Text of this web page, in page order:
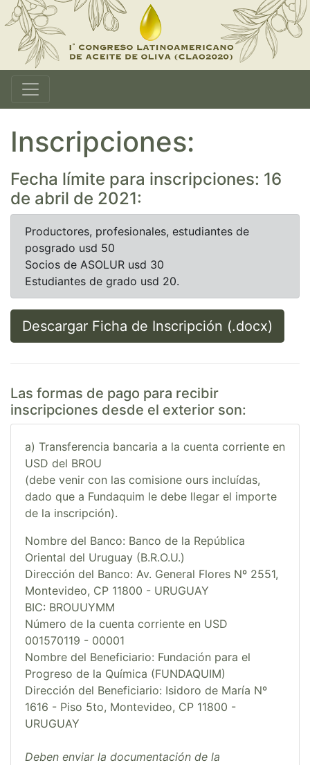
Inscripciones:
Fecha límite para inscripciones: 16
de abril de 2021:
Productores, profesionales, estudiantes de
posgrado usd 50
Socios de ASOLUR usd 30
Estudiantes de grado usd 20.
Descargar Ficha de Inscripción (.docx)
Las formas de pago para recibir
inscripciones desde el exterior son:
a) Transferencia bancaria a la cuenta corriente en
USD del BROU
(debe venir con las comisione ours incluídas,
dado que a Fundaquim le debe llegar el importe
de la inscripción).
Nombre del Banco: Banco de la República
Oriental del Uruguay (B.R.O.U.)
Dirección del Banco: Av. General Flores Nº 2551,
Montevideo, CP 11800 - URUGUAY
BIC: BROUUYMM
Número de la cuenta corriente en USD
001570119 - 00001
Nombre del Beneficiario: Fundación para el
Progreso de la Química (FUNDAQUIM)
Dirección del Beneficiario: Isidoro de María Nº
1616 - Piso 5to, Montevideo, CP 11800 -
URUGUAY
Deben enviar la documentación de la